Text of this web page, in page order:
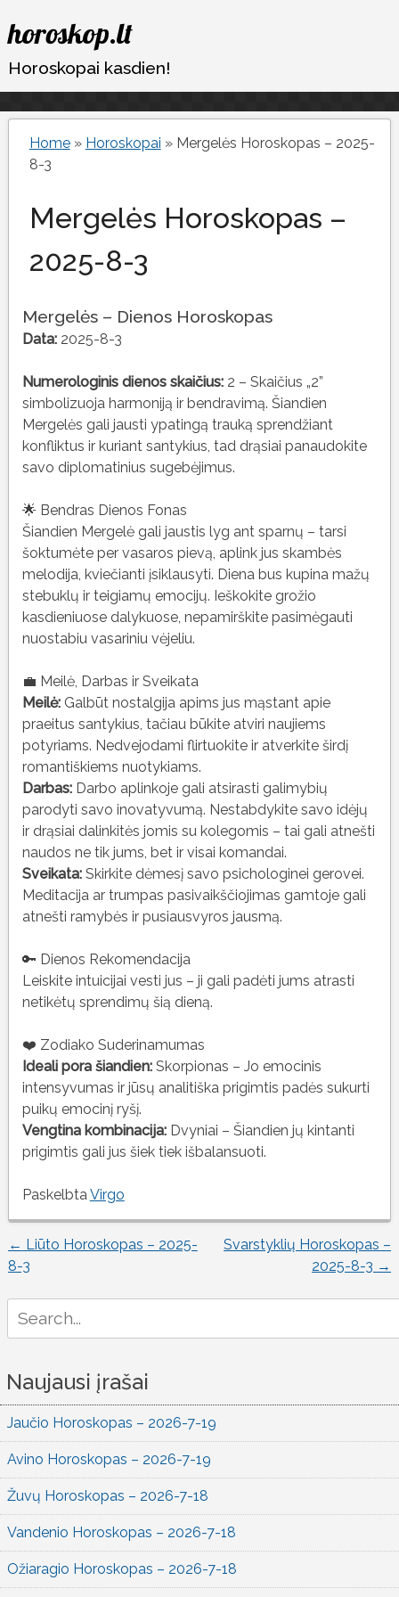
Eiti
prie
turinio
horoskop.lt
Horoskopai kasdien!
Home» Horoskopai » Mergelės Horoskopas – 2025-
8-3
Mergelės Horoskopas –
2025-8-3
Mergelės – Dienos Horoskopas
Data:2025-8-3
Numerologinis dienos skaičius:2 – Skaičius „2”
simbolizuoja harmoniją ir bendravimą. Šiandien
Mergelės gali jausti ypatingą trauką sprendžiant
konfliktus ir kuriant santykius, tad drąsiai panaudokite
savo diplomatinius sugebėjimus.
🌟 Bendras Dienos Fonas
Šiandien Mergelė gali jaustis lyg ant sparnų – tarsi
šoktumėte per vasaros pievą, aplink jus skambės
melodija, kviečianti įsiklausyti. Diena bus kupina mažų
stebuklų ir teigiamų emocijų. Ieškokite grožio
kasdieniuose dalykuose, nepamirškite pasimėgauti
nuostabiu vasariniu vėjeliu.
💼 Meilė, Darbas ir Sveikata
Meilė:Galbūt nostalgija apims jus mąstant apie
praeitus santykius, tačiau būkite atviri naujiems
potyriams. Nedvejodami flirtuokite ir atverkite širdį
romantiškiems nuotykiams.
Darbas:Darbo aplinkoje gali atsirasti galimybių
parodyti savo inovatyvumą. Nestabdykite savo idėjų
ir drąsiai dalinkitės jomis su kolegomis – tai gali atnešti
naudos ne tik jums, bet ir visai komandai.
Sveikata:Skirkite dėmesį savo psichologinei gerovei.
Meditacija ar trumpas pasivaikščiojimas gamtoje gali
atnešti ramybės ir pusiausvyros jausmą.
🔑 Dienos Rekomendacija
Leiskite intuicijai vesti jus – ji gali padėti jums atrasti
netikėtų sprendimų šią dieną.
❤️ Zodiako Suderinamumas
Ideali pora šiandien:Skorpionas – Jo emocinis
intensyvumas ir jūsų analitiška prigimtis padės sukurti
puikų emocinį ryšį.
Vengtina kombinacija:Dvyniai – Šiandien jų kintanti
prigimtis gali jus šiek tiek išbalansuoti.
PaskelbtaVirgo
Įrašo
naršymas
← Liūto Horoskopas – 2025-
8-3
Svarstyklių Horoskopas –
2025-8-3 →
for:
Naujausi įrašai
Jaučio Horoskopas – 2026-7-19
Avino Horoskopas – 2026-7-19
Žuvų Horoskopas – 2026-7-18
Vandenio Horoskopas – 2026-7-18
Ožiaragio Horoskopas – 2026-7-18